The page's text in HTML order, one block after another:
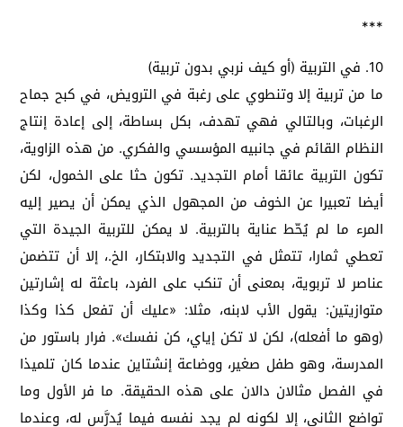
***
10. في التربية (أو كيف نربي بدون تربية)
ما من تربية إلا وتنطوي على رغبة في الترويض، في كبح جماح
الرغبات، وبالتالي فهي تهدف، بكل بساطة، إلى إعادة إنتاج
النظام القائم في جانبيه المؤسسي والفكري. من هذه الزاوية،
تكون التربية عائقا أمام التجديد. تكون حثا على الخمول، لكن
أيضا تعبيرا عن الخوف من المجهول الذي يمكن أن يصير إليه
المرء ما لم يُحّط عناية بالتربية. لا يمكن للتربية الجيدة التي
تعطي ثمارا، تتمثل في التجديد والابتكار، الخ.، إلا أن تتضمن
عناصر لا تربوية، بمعنى أن تنكب على الفرد، باعثة له إشارتين
متوازيتين: يقول الأب لابنه، مثلا: «عليك أن تفعل كذا وكذا
(وهو ما أفعله)، لكن لا تكن إياي، كن نفسك». فرار باستور من
المدرسة، وهو طفل صغير، ووضاعة إنشتاين عندما كان تلميذا
في الفصل مثالان دالان على هذه الحقيقة. ما فر الأول وما
تواضع الثاني، إلا لكونه لم يجد نفسه فيما يُدرَّس له، وعندما